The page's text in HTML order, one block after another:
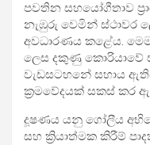
පවතින සහයෝගීතාව
නැඹුරු වෙමින් ස්ථාවර
අවධාරණය කළේය.
ලෙස දකුණු කොරියාවේ
වැඩසටහනේ සහාය
ක්‍රමවේදයක් සකස් කර
දූෂණය යනු ගෝලීය
සහ ක්‍රියාත්මක කිරීම්